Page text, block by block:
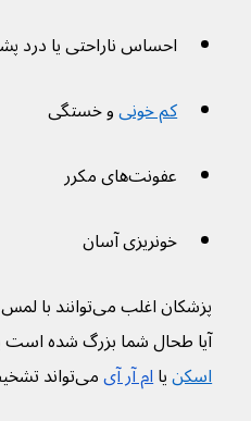
احساس ناراحتی یا درد پشت
کم خونی و خستگی
عفونت‌های مکرر
خونریزی آسان
پزشکان اغلب
آیا طحال شما بزرگ شده است
اسکن یا ام آر آی می‌تواند تشخیص را تایید کند.